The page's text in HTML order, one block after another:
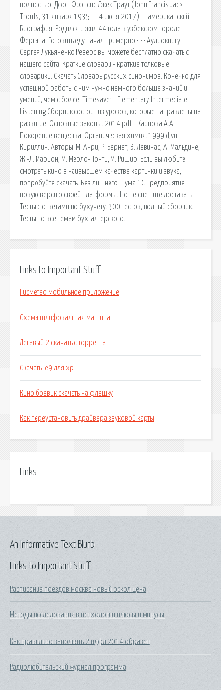
полностью. Джон Фрэнсис Джек Траут (John Francis Jack
Trouts, 31 января 1935 — 4 июня 2017) — американский.
Биография. Родился и жил 44 года в узбекском городе
Фергана. Готовить еду начал примерно • • • Аудиокнигу
Сергея Лукьяненко Реверс вы можете бесплатно скачать с
нашего сайта. Краткие словари - краткие толковые
словарики. Скачать Словарь русских синонимов. Конечно для
успешной работы с ним нужно немного больше знаний и
умений, чем с более. Timesaver - Elementary Intermediate
Listening Сборник состоит из уроков, которые направлены на
развитие. Основные законы. 2014.pdf - Карцова А.А.
Покорение вещества. Органическая химия. 1999.djvu -
Кириллин. Авторы: М. Анри, Р. Бернет, Э. Левинас, А. Мальдине,
Ж.-Л. Марион, М. Мерло-Понти, М. Ришир. Если вы любите
смотреть кино в наивысшем качестве картинки и звука,
попробуйте скачать. Без лишнего шума 1С Предприятие
новую версию своей платформы. Но не спешите доставать.
Тесты с ответами по бухучету. 300 тестов, полный сборник.
Тесты по все темам бухгалтерского.
Links to Important Stuff
Гисметео мобильное приложение
Схема шлифовальная машина
Легавый 2 скачать с торрента
Скачать ie9 для xp
Кино боевик скачать на флешку
Как переустановить драйвера звуковой карты
Links
Links to Important Stuff
Расписание поездов москва новый оскол цена
Методы исследования в психологии плюсы и минусы
Как правильно заполнять 2 ндфл 2014 образец
Радиолюбительский журнал программа
An Informative Text Blurb